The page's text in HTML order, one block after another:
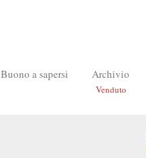
Buono a sapersi Archivio
Venduto